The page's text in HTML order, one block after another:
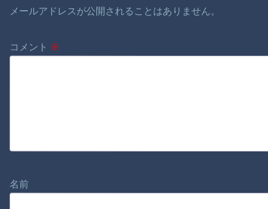
メールアドレスが公開されることはありません。
コメント ※
名前